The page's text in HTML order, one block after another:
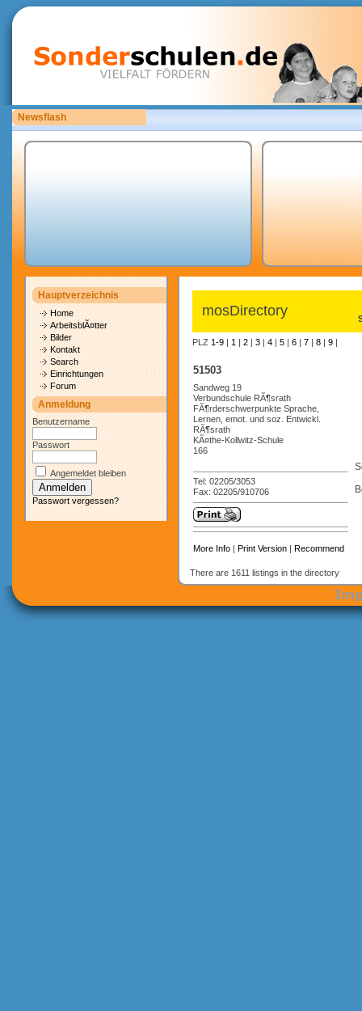
Newsflash
Bitte laden Sie eigene copyrightfreie Unterrichtsmaterialien hoch.
Hauptverzeichnis
Home
ArbeitsblÃ¤tter
Bilder
Kontakt
Search
Einrichtungen
Forum
Anmeldung
Benutzername
Passwort
Angemeldet bleiben
Passwort vergessen?
mosDirectory
PLZ 1-9 | 1 | 2 | 3 | 4 | 5 | 6 | 7 | 8 | 9 |
51503
Sandweg 19
Verbundschule RÃ¶srath
FÃ¶rderschwerpunkte Sprache,
Lernen, emot. und soz. Entwickl.
RÃ¶srath
KÃ¤the-Kollwitz-Schule
166
Tel: 02205/3053
Fax: 02205/910706
More Info | Print Version | Recommend
There are 1611 listings in the directory